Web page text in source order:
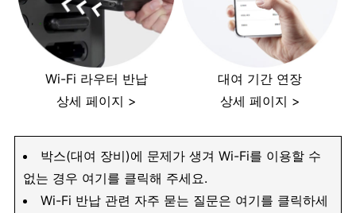
Wi-Fi 라우터 반납
상세 페이지 >
대여 기간 연장
상세 페이지 >
박스(대여 장비)에 문제가 생겨 Wi-Fi를 이용할 수
없는 경우 여기를 클릭해 주세요.
Wi-Fi 반납 관련 자주 묻는 질문은 여기를 클릭하세